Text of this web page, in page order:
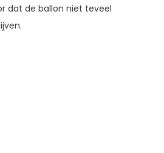
dat de ballon niet teveel